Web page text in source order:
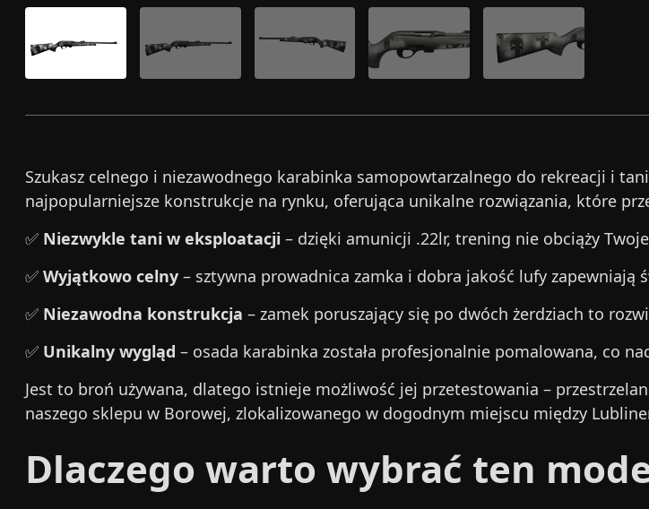
Szukasz celnego i niezawodnego karabinka samopowtarzalnego do rekreacji i
najpopularniejsze konstrukcje na rynku, oferująca unikalne rozwiązania, które
✅ Niezwykle tani w eksploatacji – dzięki amunicji .22lr, trening nie obciąży
✅ Wyjątkowo celny – sztywna prowadnica zamka i dobra jakość lufy zapewniają
✅ Niezawodna konstrukcja – zamek poruszający się po dwóch żerdziach to
✅ Unikalny wygląd – osada karabinka została profesjonalnie pomalowana, co
Jest to broń używana, dlatego istnieje możliwość jej przetestowania –
naszego sklepu w Borowej, zlokalizowanego w dogodnym miejscu między
Dlaczego warto wybrać ten